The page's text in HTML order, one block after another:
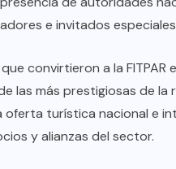
e invitados
convirtieron a la
las más prestigiosas de
turística nacional e
y alianzas del sector.
MÉXICO